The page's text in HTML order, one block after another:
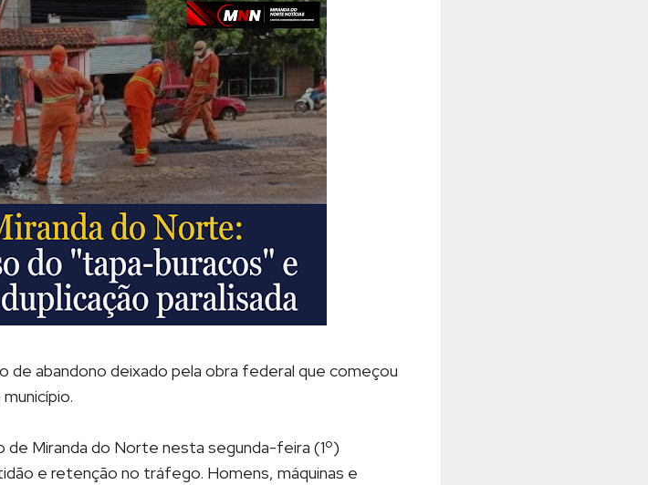
de abandono deixado pela obra federal que começou
Miranda do Norte nesta segunda-feira (1º)
e retenção no tráfego. Homens, máquinas e